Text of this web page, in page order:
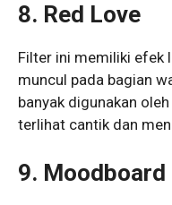
8. Red Love
Filter ini memiliki efek
muncul pada bagian
banyak digunakan
terlihat cantik dan
9. Moodboard